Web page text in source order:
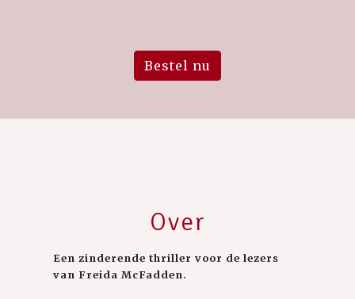
Bestel nu
Over
Een zinderende thriller voor de lezers
van Freida McFadden.